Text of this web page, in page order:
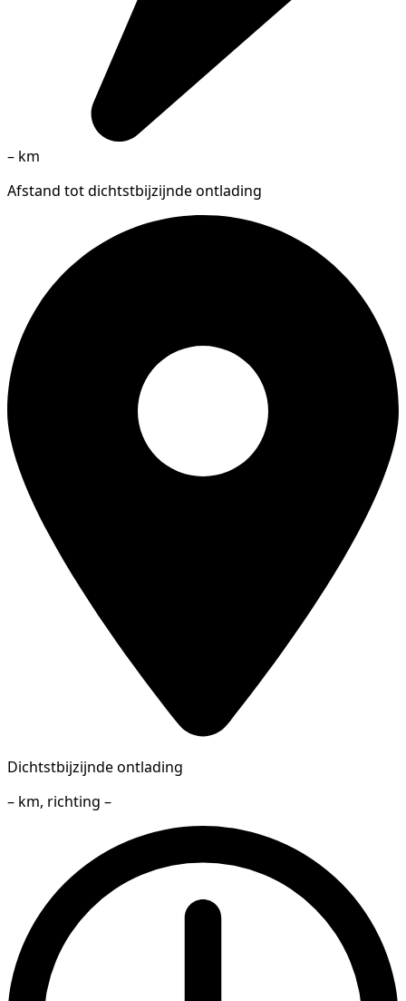
– km
Afstand tot dichtstbijzijnde ontlading
Dichtstbijzijnde ontlading
– km, richting –